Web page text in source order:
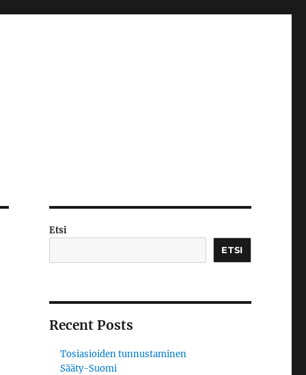
Etsi
ETSI
Recent Posts
Tosiasioiden tunnustaminen
Sääty-Suomi